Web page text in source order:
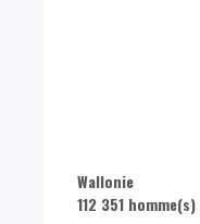
Wallonie
112 351 homme(s)